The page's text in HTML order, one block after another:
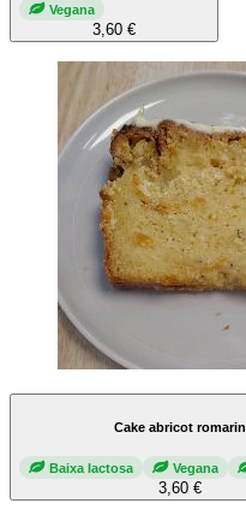
Vegana
3,60 €
Cake abricot romarin
Baixa lactosa Vegana
3,60 €